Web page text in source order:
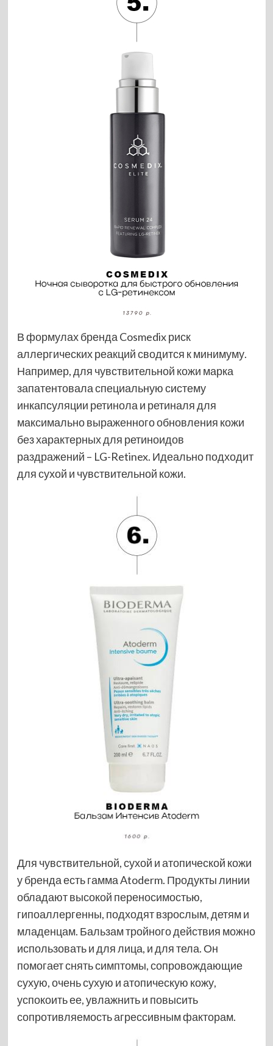
В формулах бренда Cosmedix риск
аллергических реакций сводится к минимуму.
Например, для чувствительной кожи марка
запатентовала специальную систему
инкапсуляции ретинола и ретиналя для
максимально выраженного обновления кожи
без характерных для ретиноидов
раздражений – LG-Retinex. Идеально подходит
для сухой и чувствительной кожи.
Для чувствительной, сухой и атопической кожи
у бренда есть гамма Atoderm. Продукты линии
обладают высокой переносимостью,
гипоаллергенны, подходят взрослым, детям и
младенцам. Бальзам тройного действия можно
использовать и для лица, и для тела. Он
помогает снять симптомы, сопровождающие
сухую, очень сухую и атопическую кожу,
успокоить ее, увлажнить и повысить
сопротивляемость агрессивным факторам.